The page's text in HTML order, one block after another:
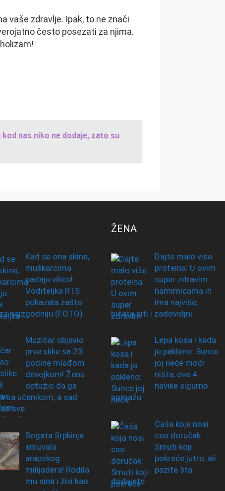
vaše zdravlje. Ipak, to ne znači
često posezati za njima.
nas niko ne dodaje, zato su
Kad se ona skine,
muškarcima
padaju vilice!
Voditeljka RTS
pokazala zašto
najzgodniju (FOTO)
Muzičar objavio
prve slike sa 23
godine mlađom
devojkom! Ženu
optužio da ga
sa učenikom, a sad
sve
Bogata Srpkinja
smuvala
arapskog
milijadera! Rodila
mu sina i živi kao
ŽENA
Dajte malo više
proteina: U ovim
super zdravim
namirnicama ih
ima najviše,
bićete siti i zadovoljni
Lepa kosa i kada
je pakleno: Sunce
joj neće moći
ništa, ove 4
navike sigurno
pomažu
Čaša koja nosi
ceo doručak:
Smuti koji
pokreće jutro, ali
pazite šta
dodajete